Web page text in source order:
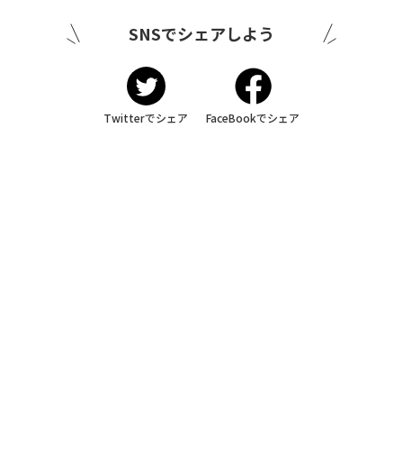
SNSでシェアしよう
Twitterでシェア FaceBookでシェア